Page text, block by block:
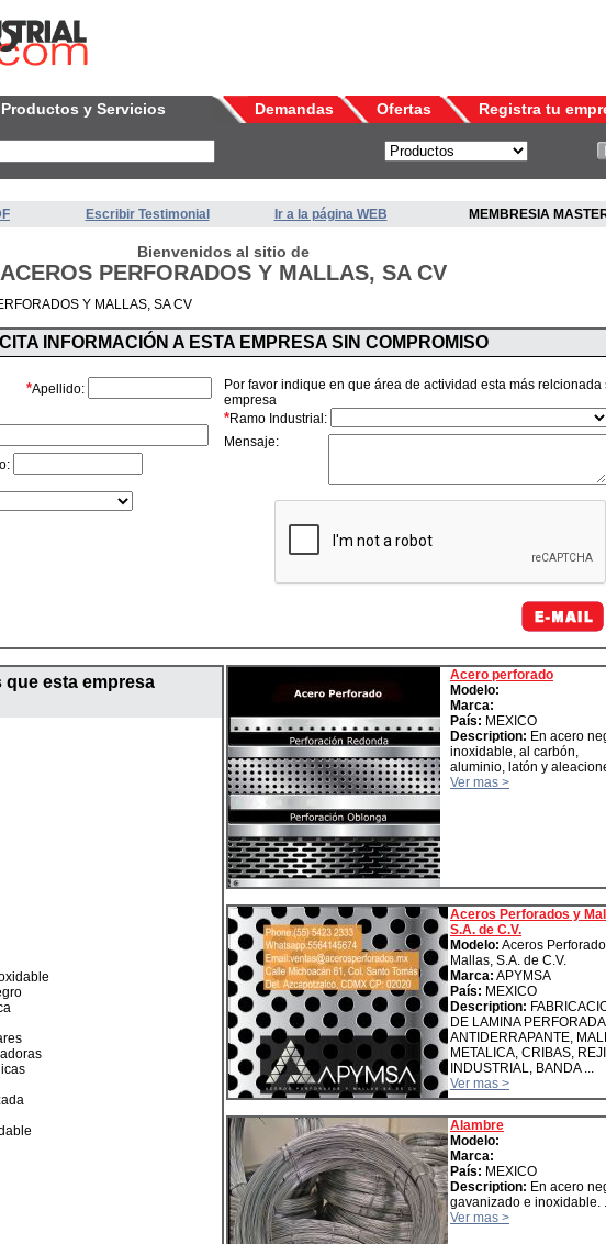
y Servicios Demandas Ofertas Registra tu
Escribir Testimonial Ir a la página WEB MEMBRESIA
Bienvenidos al sitio de
ACEROS PERFORADOS Y MALLAS, SA CV
Y MALLAS, SA CV
INFORMACIÓN A ESTA EMPRESA SIN COMPROMISO
*Apellido:
Por favor indique en que área de actividad esta más relcionada
empresa
*Ramo Industrial:
Mensaje:
esta empresa
Acero perforado
Modelo:
Marca:
País: MEXICO
Description: En acero
inoxidable, al carbón,
aluminio, latón y
Ver mas >
Aceros Perforados y
S.A. de C.V.
Modelo: Aceros
Mallas, S.A. de C.V.
Marca: APYMSA
País: MEXICO
Description:
DE LAMINA
ANTIDERRAPANTE,
METALICA, CRIBAS,
INDUSTRIAL, BANDA ...
Ver mas >
Alambre
Modelo:
Marca:
País: MEXICO
Description: En acero
gavanizado e inoxidable. .
Ver mas >